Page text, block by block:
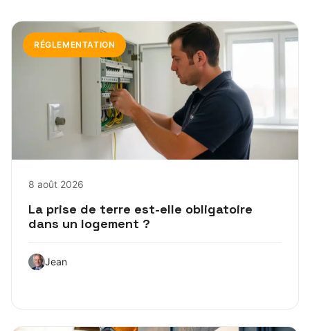
RÉGLEMENTATION
8 août 2026
La prise de terre est-elle obligatoire
dans un logement ?
Jean